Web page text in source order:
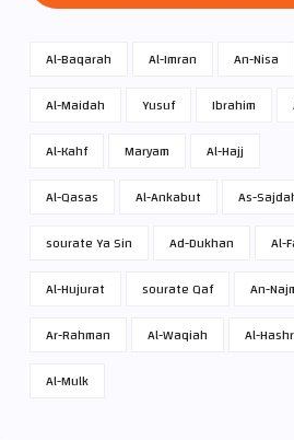
Al-Baqarah Al-Imran
An-Nisa
Al-Maidah
Yusuf Ibrahim
Al-Kahf
Maryam
Al-Hajj
Al-Qasas
Al-Ankabut
As-
sourate Ya Sin
Ad-Dukhan
Al-
Al-Hujurat
sourate Qaf
An-
Ar-Rahman
Al-Waqiah
Al-Hashr
Al-Mulk